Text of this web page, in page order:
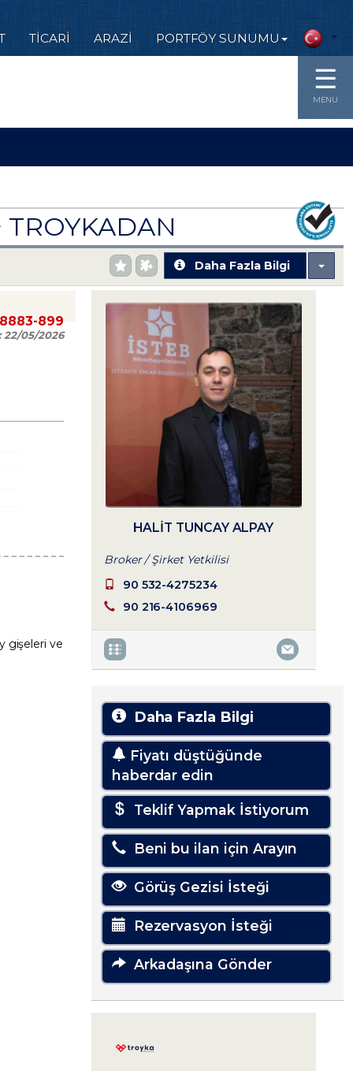
TİCARİ ARAZİ PORTFÖY SUNUMU
☰
MENU
Daha Fazla Bilgi
899
22/05/2026
gişeleri ve
HALIT TUNCAY ALPAY
Broker / Şirket Yetkilisi
90 532-4275234
90 216-4106969
Daha Fazla Bilgi
Fiyatı düştüğünde
haberdar edin
Teklif Yapmak İstiyorum
Beni bu ilan için Arayın
Görüş Gezisi İsteği
Rezervasyon İsteği
Arkadaşına Gönder